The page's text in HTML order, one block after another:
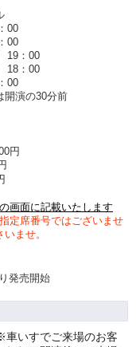
00
00
19：00
18：00
00
開演の30分前
円
画面に記載いたします
定席番号ではございませ
ませ。
発売開始
いすでご来場のお客